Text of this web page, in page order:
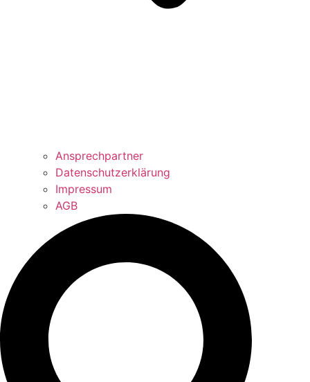
Ansprechpartner
Datenschutzerklärung
Impressum
AGB